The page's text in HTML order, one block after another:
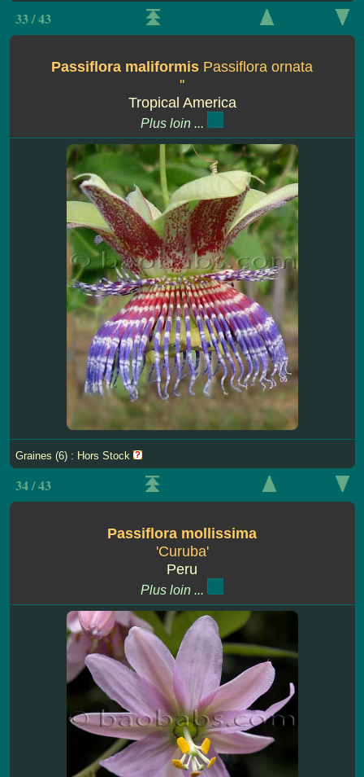
33 / 43
Passiflora maliformis Passiflora ornata
''
Tropical America
Plus loin ...
Graines (6) : Hors Stock
34 / 43
Passiflora mollissima
'Curuba'
Peru
Plus loin ...